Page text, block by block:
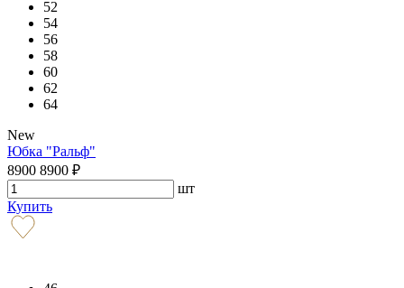
52
54
56
58
60
62
64
New
Юбка "Ральф"
8900 8900 ₽
шт
Купить